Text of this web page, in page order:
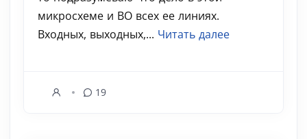
микросхеме и ВО всех ее линиях.
Входных, выходных,... Читать далее
19